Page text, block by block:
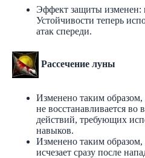
Эффект защиты изменен:
Устойчивости теперь
атак спереди.
Рассечение луны
Изменено таким образом,
не восстанавливается во
действий, требующих
навыков.
Изменено таким
исчезает сразу после